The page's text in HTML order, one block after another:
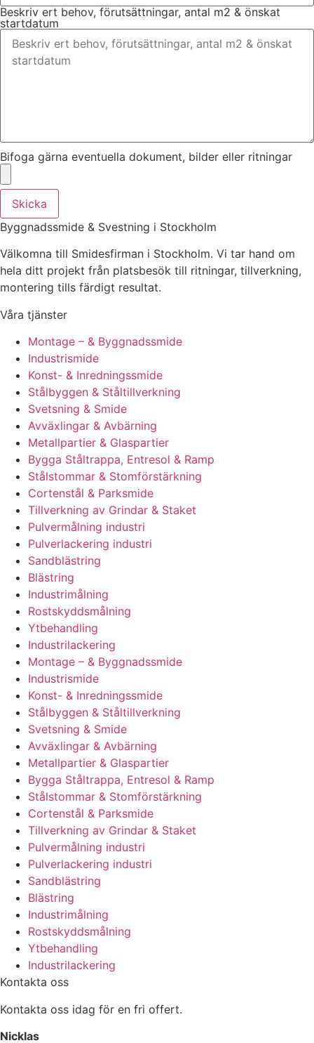
Beskriv ert behov, förutsättningar, antal m2 & önskat
startdatum
Bifoga gärna eventuella dokument, bilder eller ritningar
Skicka
Byggnadssmide & Svestning i Stockholm
Välkomna till Smidesfirman i Stockholm. Vi tar hand om
hela ditt projekt från platsbesök till ritningar, tillverkning,
montering tills färdigt resultat.
Våra tjänster
Montage – & Byggnadssmide
Industrismide
Konst- & Inredningssmide
Stålbyggen & Ståltillverkning
Svetsning & Smide
Avväxlingar & Avbärning
Metallpartier & Glaspartier
Bygga Ståltrappa, Entresol & Ramp
Stålstommar & Stomförstärkning
Cortenstål & Parksmide
Tillverkning av Grindar & Staket
Pulvermålning industri
Pulverlackering industri
Sandblästring
Blästring
Industrimålning
Rostskyddsmålning
Ytbehandling
Industrilackering
Montage – & Byggnadssmide
Industrismide
Konst- & Inredningssmide
Stålbyggen & Ståltillverkning
Svetsning & Smide
Avväxlingar & Avbärning
Metallpartier & Glaspartier
Bygga Ståltrappa, Entresol & Ramp
Stålstommar & Stomförstärkning
Cortenstål & Parksmide
Tillverkning av Grindar & Staket
Pulvermålning industri
Pulverlackering industri
Sandblästring
Blästring
Industrimålning
Rostskyddsmålning
Ytbehandling
Industrilackering
Kontakta oss
Kontakta oss idag för en fri offert.
Nicklas